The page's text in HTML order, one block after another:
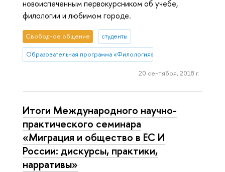
новоиспеченным первокурсником об учебе,
филологии и любимом городе.
Свободное общение студенты
Образовательная программа «Филология»
20 сентября, 2018 г.
Итоги Международного научно-
практического семинара
«Миграция и общество в ЕС И
России: дискурсы, практики,
нарративы»